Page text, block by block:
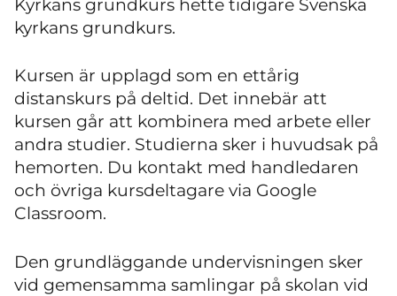
Kyrkans grundkurs hette tidigare Svenska
kyrkans grundkurs.
Kursen är upplagd som en ettårig
distanskurs på deltid. Det innebär att
kursen går att kombinera med arbete eller
andra studier. Studierna sker i huvudsak på
hemorten. Du kontakt med handledaren
och övriga kursdeltagare via Google
Classroom.
Den grundläggande undervisningen sker
vid gemensamma samlingar på skolan vid